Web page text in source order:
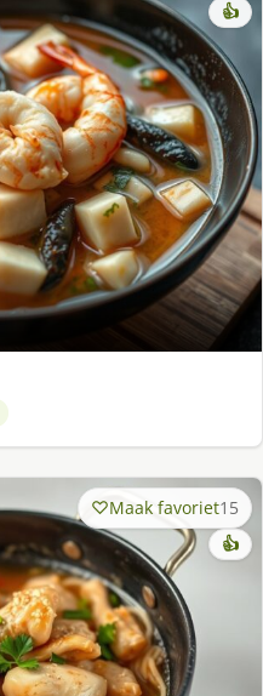
👍
Maak favoriet15
👍